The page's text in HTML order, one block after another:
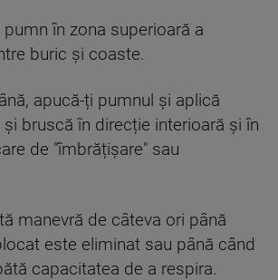
pumn în zona superioară a
buric și coaste.
apucă-ți pumnul și aplică
bruscă în direcție interioară și în
de "îmbrățișare" sau
manevră de câteva ori până
este eliminat sau până când
capacitatea de a respira.